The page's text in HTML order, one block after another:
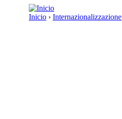
Inicio › Internazionalizzazione